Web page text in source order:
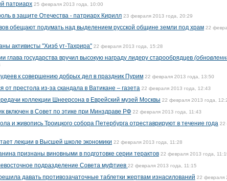
патриарх 25 февраля 2013 года, 10:00
в защите Отечества - патриарх Кирилл 23 февраля 2013 года, 20:29
обещают подумать над выделением русской общине земли под храм 22
активисты "Хизб ут-Тахрира" 22 февраля 2013 года, 15:28
глава государства вручил высокую награду лидеру старообрядцев
к совершению добрых дел в праздник Пурим 22 февраля 2013 года, 13:50
от престола из-за скандала в Ватикане – газета 22 февраля 2013 года, 12:43
коллекции Шнеерсона в Еврейский музей Москвы 22 февраля 2013 года,
включен в Совет по этике при Минздраве РФ 22 февраля 2013 года, 11:43
и живопись Троицкого собора Петербурга отреставрируют в течение года 22
лекции в Высшей школе экономики 22 февраля 2013 года, 11:28
признаны виновными в подготовке серии терактов 22 февраля 2013 года,
подразделение Совета муфтиев 22 февраля 2013 года, 11:15
давать противозачаточные таблетки жертвам изнасилований 22 февраля